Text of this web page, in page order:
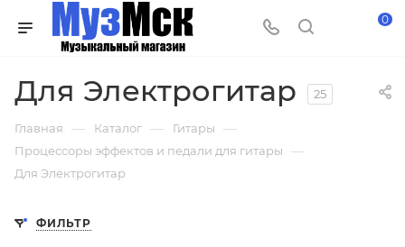
0
Для Электрогитар 25
Главная — Каталог — Гитары —
Процессоры эффектов и педали для гитары —
Для Электрогитар
ФИЛЬТР